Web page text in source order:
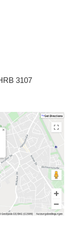
3107